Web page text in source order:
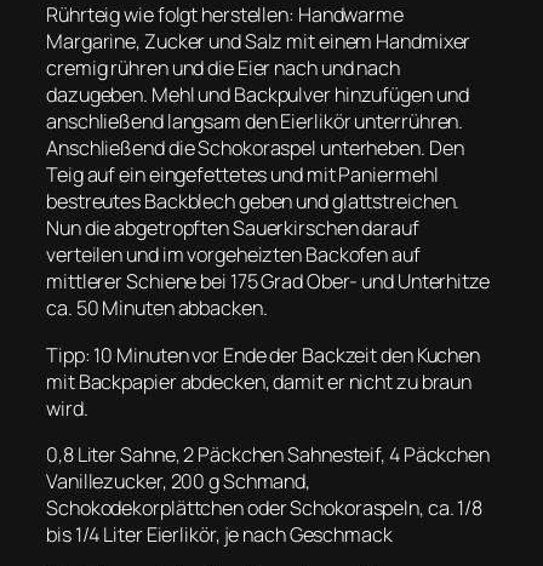
Rührteig wie folgt herstellen: Handwarme
Margarine, Zucker und Salz mit einem Handmixer
cremig rühren und die Eier nach und nach
dazugeben. Mehl und Backpulver hinzufügen und
anschließend langsam den Eierlikör unterrühren.
Anschließend die Schokoraspel unterheben. Den
Teig auf ein eingefettetes und mit Paniermehl
bestreutes Backblech geben und glattstreichen.
Nun die abgetropften Sauerkirschen darauf
verteilen und im vorgeheizten Backofen auf
mittlerer Schiene bei 175 Grad Ober- und Unterhitze
ca. 50 Minuten abbacken.
Tipp: 10 Minuten vor Ende der Backzeit den Kuchen
mit Backpapier abdecken, damit er nicht zu braun
wird.
0,8 Liter Sahne, 2 Päckchen Sahnesteif, 4 Päckchen
Vanillezucker, 200 g Schmand,
Schokodekorplättchen oder Schokoraspeln, ca. 1/8
bis 1/4 Liter Eierlikör, je nach Geschmack